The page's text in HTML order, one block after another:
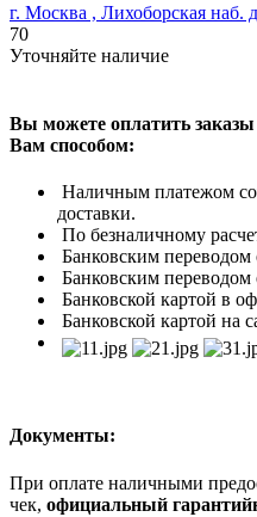
г. Москва , Лихоборская наб.
70
Уточняйте наличие
Вы можете оплатить
Вам способом:
Наличным платежом
доставки.
По безналичному
Банковским переводом
Банковским
Банковской картой в
Банковской картой на
Документы:
При оплате наличными
чек, официальный